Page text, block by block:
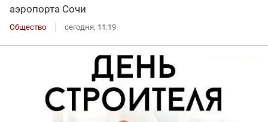
аэропорта Сочи
Общество сегодня, 11:19